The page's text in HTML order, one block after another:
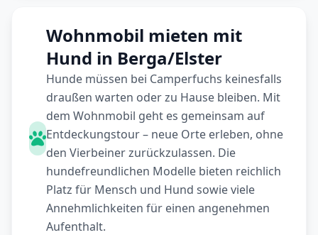
Wohnmobil mieten mit
Hund in Berga/Elster
Hunde müssen bei Camperfuchs keinesfalls
draußen warten oder zu Hause bleiben. Mit
dem Wohnmobil geht es gemeinsam auf
Entdeckungstour – neue Orte erleben, ohne
den Vierbeiner zurückzulassen. Die
hundefreundlichen Modelle bieten reichlich
Platz für Mensch und Hund sowie viele
Annehmlichkeiten für einen angenehmen
Aufenthalt.